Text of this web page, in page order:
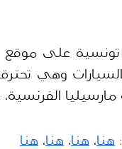
على موقع فيسبوك، بتاريخ
: هنا، هنا، هنا، هنا